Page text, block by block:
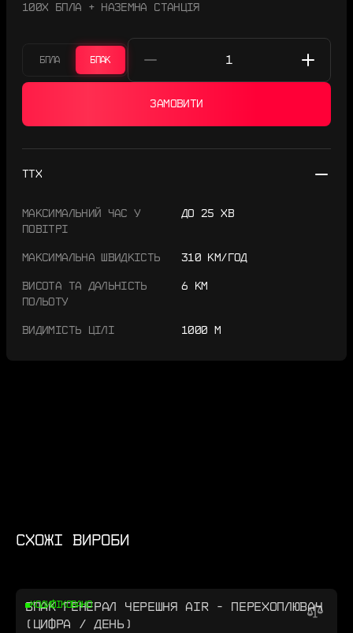
100Х БПЛА + НАЗЕМНА СТАНЦІЯ
ТТХ
МАКСИМАЛЬНИЙ ЧАС У
ПОВІТРІ
ДО 25 ХВ
МАКСИМАЛЬНА ШВИДКІСТЬ 310 КМ/ГОД
ВИСОТА ТА ДАЛЬНІСТЬ
ПОЛЬОТУ
6 КМ
ВИДИМІСТЬ ЦІЛІ 1000 М
БПЛА БПАК
ЗАМОВИТИ
СХОЖІ ВИРОБИ
БПАК ГЕНЕРАЛ ЧЕРЕШНЯ AIR - ПЕРЕХОПЛЮВАЧ
(ЦИФРА / ДЕНЬ)
КОДИФІКОВАНО